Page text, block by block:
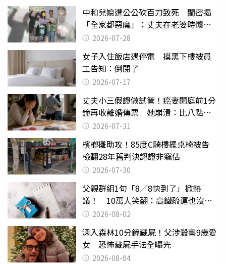
中和兒媳遭公公砍百刀致死 閨密揭
「全家都惡魔」：丈夫在老婆時懷孕
摔東西
2026-07-28
女子入住飯店遇停電 摸黑下樓被員
工告知：倒閉了
2026-07-17
丈夫小三假證做試管！癌妻開庭前1分
鐘再收離婚傳票 她崩潰：比八點檔
還扯2026-07-31
檳榔攤助攻！85度C騎樓擺桌椅被告
檢翻28年舊判決認證非竊佔
2026-07-30
父親群組1句「8／8快到了」掀熱
議！ 10萬人笑翻：高鐵疏運也沒列
父親節
2026-08-02
深入森林10分鐘藏屍！父涉殺害9歲愛
女 恐怖藏屍手法全曝光
2026-08-04